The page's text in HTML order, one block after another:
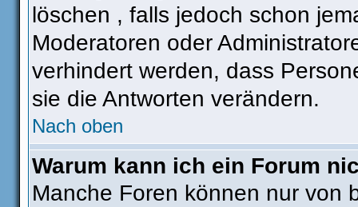
löschen , falls jedoch schon
Moderatoren oder
verhindert werden, dass
sie die Antworten verändern.
Nach oben
Warum kann ich ein Forum
Manche Foren können nur von